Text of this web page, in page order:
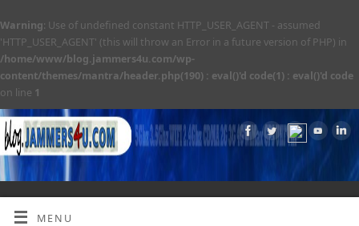
Warning: Use of undefined constant HTTP_USER_AGENT - assumed
'HTTP_USER_AGENT' (this will throw an Error in a future version of PHP) in
/home/www/blog.jammers4u.com/wp-
content/themes/mantra/header.php(190) : eval()'d code(1) : eval()'d code
on line 1
MENU